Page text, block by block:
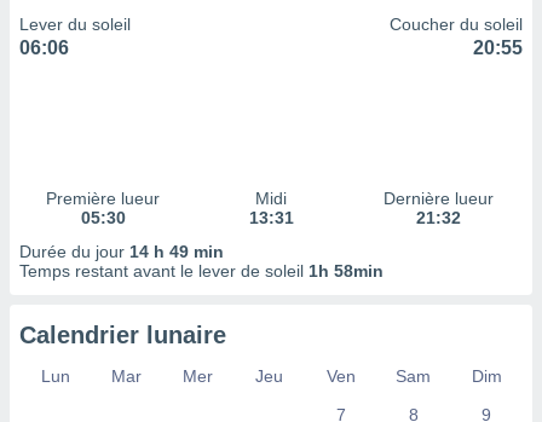
des
sur
des
Lever du soleil
06:06
Coucher du soleil
20:55
Première lueur
05:30
Midi
13:31
Dernière lueur
21:32
Durée du jour 14 h 49 min
Temps restant avant le lever de soleil 1h 58min
Calendrier lunaire
Lun Mar Mer Jeu Ven Sam
Dim
7
8 9